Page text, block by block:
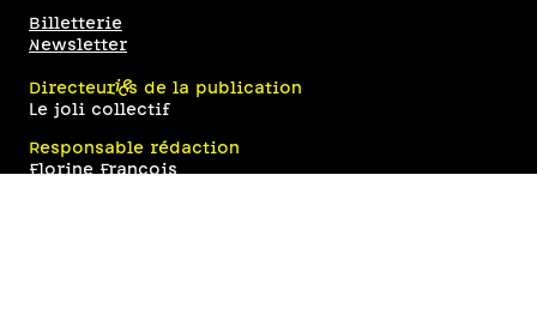
Billetterie
Newsletter
Directeur·ices de la publication
Le joli collectif
Responsable rédaction
Florine François